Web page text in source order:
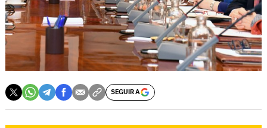
SEGUIR A